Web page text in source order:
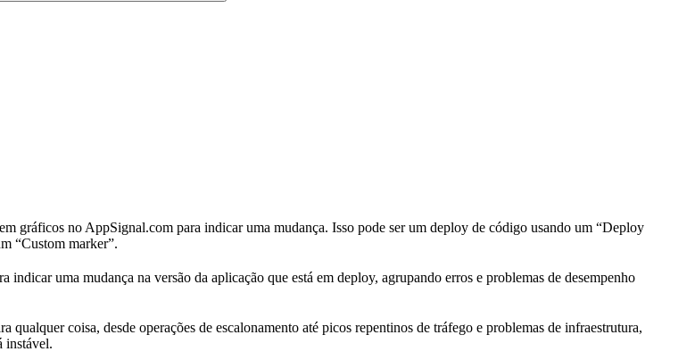
gráficos no AppSignal.com para indicar uma mudança. Isso pode ser um deploy de código usando um “Deploy
“Custom marker”.
indicar uma mudança na versão da aplicação que está em deploy, agrupando erros e problemas de desempenho
qualquer coisa, desde operações de escalonamento até picos repentinos de tráfego e problemas de infraestrutura,
instável.